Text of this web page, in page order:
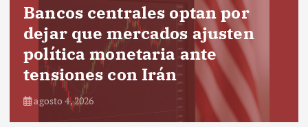
Bancos centrales optan por
dejar que mercados ajusten
política monetaria ante
tensiones con Irán
agosto 4, 2026